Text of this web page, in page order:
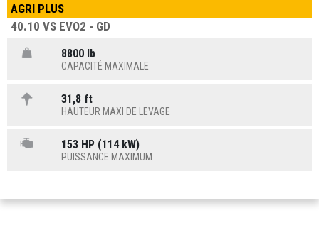
AGRI PLUS
40.10 VS EVO2 - GD
8800 lb
CAPACITÉ MAXIMALE
31,8 ft
HAUTEUR MAXI DE LEVAGE
153 HP (114 kW)
PUISSANCE MAXIMUM